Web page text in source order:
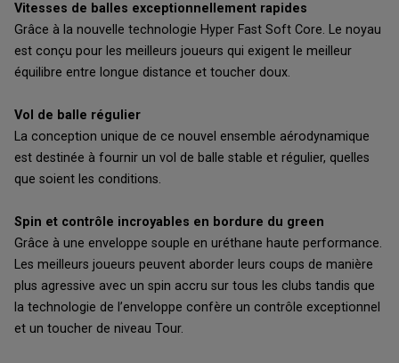
Vitesses de balles exceptionnellement rapides
Grâce à la nouvelle technologie Hyper Fast Soft Core. Le noyau
est conçu pour les meilleurs joueurs qui exigent le meilleur
équilibre entre longue distance et toucher doux.
Vol de balle régulier
La conception unique de ce nouvel ensemble aérodynamique
est destinée à fournir un vol de balle stable et régulier, quelles
que soient les conditions.
Spin et contrôle incroyables en bordure du green
Grâce à une enveloppe souple en uréthane haute performance.
Les meilleurs joueurs peuvent aborder leurs coups de manière
plus agressive avec un spin accru sur tous les clubs tandis que
la technologie de l’enveloppe confère un contrôle exceptionnel
et un toucher de niveau Tour.